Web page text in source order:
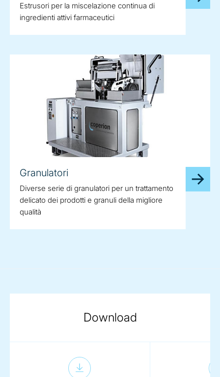
Estrusori per la miscelazione continua di
ingredienti attivi farmaceutici
Granulatori
Diverse serie di granulatori per un trattamento
delicato dei prodotti e granuli della migliore
qualità
Download